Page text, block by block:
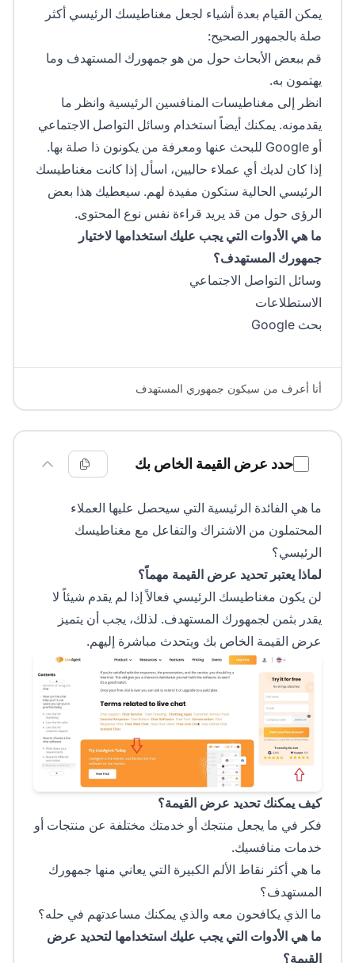
يمكن القيام بعدة أشياء لجعل مغناطيسك الرئيسي أكثر
صلة بالجمهور الصحيح:
قم ببعض الأبحاث حول من هو جمهورك المستهدف وما
يهتمون به.
انظر إلى مغناطيسات المنافسين الرئيسية وانظر ما
يقدمونه. يمكنك أيضاً استخدام وسائل التواصل الاجتماعي
أو Google للبحث عنها ومعرفة من يكونون ذا صلة بها.
إذا كان لديك أي عملاء حاليين، اسأل إذا كانت مغناطيسك
الرئيسي الحالية ستكون مفيدة لهم. سيعطيك هذا بعض
الرؤى حول من قد يريد قراءة نفس نوع المحتوى.
ما هي الأدوات التي يجب عليك استخدامها لاختيار
جمهورك المستهدف؟
وسائل التواصل الاجتماعي
الاستطلاعات
بحث Google
أنا أعرف من سيكون جمهوري المستهدف
حدد عرض القيمة الخاص بك
ما هي الفائدة الرئيسية التي سيحصل عليها العملاء
المحتملون من الاشتراك والتفاعل مع مغناطيسك
الرئيسي؟
لماذا يعتبر تحديد عرض القيمة مهماً؟
لن يكون مغناطيسك الرئيسي فعالاً إذا لم يقدم شيئاً لا
يقدر بثمن لجمهورك المستهدف. لذلك، يجب أن يتميز
عرض القيمة الخاص بك ويتحدث مباشرة إليهم.
كيف يمكنك تحديد عرض القيمة؟
فكر في ما يجعل منتجك أو خدمتك مختلفة عن منتجات أو
خدمات منافسيك.
ما هي أكثر نقاط الألم الكبيرة التي يعاني منها جمهورك
المستهدف؟
ما الذي يكافحون معه والذي يمكنك مساعدتهم في حله؟
ما هي الأدوات التي يجب عليك استخدامها لتحديد عرض
القيمة؟